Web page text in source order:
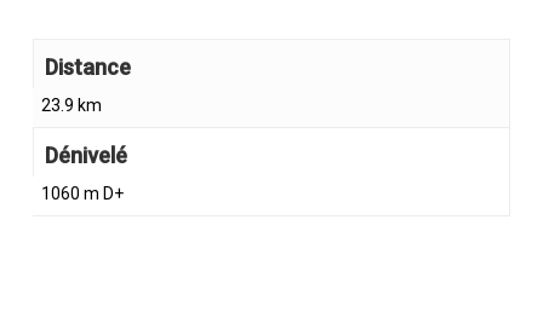
Distance
23.9 km
Dénivelé
1060 m D+